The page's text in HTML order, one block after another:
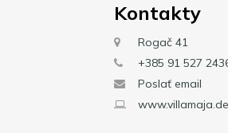
Kontakty
Rogač 41
+385 91 527
Poslať email
www.villamaja.de